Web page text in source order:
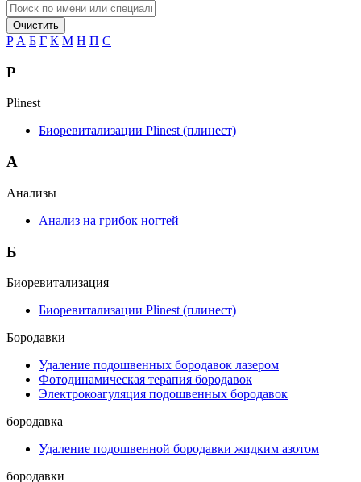
Очистить
P А Б Г К М Н П С
P
Plinest
Биоревитализации Plinest (плинест)
А
Анализы
Анализ на грибок ногтей
Б
Биоревитализация
Биоревитализации Plinest (плинест)
Бородавки
Удаление подошвенных бородавок лазером
Фотодинамическая терапия бородавок
Электрокоагуляция подошвенных бородавок
бородавка
Удаление подошвенной бородавки жидким азотом
бородавки